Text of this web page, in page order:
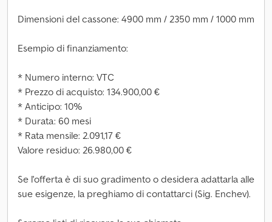
Dimensioni del cassone: 4900 mm / 2350 mm / 1000 mm
Esempio di finanziamento:
* Numero interno: VTC
* Prezzo di acquisto: 134.900,00 €
* Anticipo: 10%
* Durata: 60 mesi
* Rata mensile: 2.091,17 €
Valore residuo: 26.980,00 €
Se l'offerta è di suo gradimento o desidera adattarla alle
sue esigenze, la preghiamo di contattarci (Sig. Enchev).